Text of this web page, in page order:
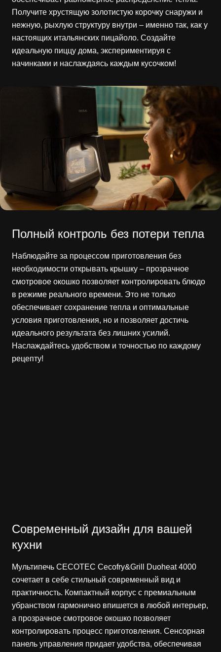
Получите хрустящую золотистую корочку снаружи и
нежную, рыхлую структуру внутри – именно так, как у
настоящих итальянских пицайоло. Создайте
идеальную пиццу дома, экспериментируя с
начинками и наслаждаясь каждым кусочком!
Полный контроль без потери тепла
Наблюдайте за процессом приготовления без
необходимости открывать крышку – прозрачное
смотровое окошко позволяет контролировать блюдо
в режиме реального времени. Это не только
обеспечивает сохранение тепла и оптимальные
условия приготовления, но и позволяет достичь
идеального результата без лишних усилий.
Наслаждайтесь удобством и точностью по каждому
рецепту!
Современный дизайн для вашей
кухни
Мультипечь CECOTEC Cecofry&Grill Duoheat 4000
сочетает в себе стильный современный вид и
практичность. Компактный корпус с премиальным
убранством гармонично впишется в любой интерьер,
а прозрачное смотровое окошко позволяет
контролировать процесс приготовления. Сенсорная
панель управления придает удобства, обеспечивая